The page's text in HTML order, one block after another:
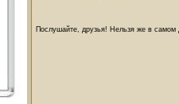
Послушайте, друзья! Нельзя же в самом